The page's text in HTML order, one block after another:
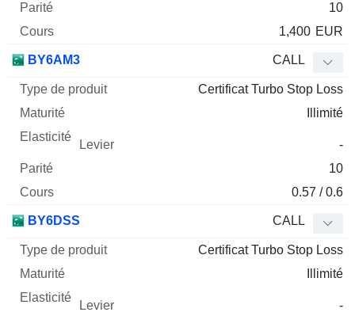
10
1,400 EUR
BY6AM3 CALL
Certificat Turbo Stop Loss
Illimité
-
10
0.57 / 0.6
BY6DSS CALL
Certificat Turbo Stop Loss
Illimité
-